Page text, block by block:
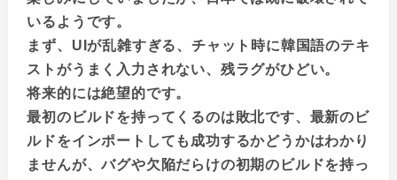
いるようです。
まず、UIが乱雑すぎる、チャット時に韓国語のテキ
ストがうまく入力されない、残ラグがひどい。
将来的には絶望的です。
最初のビルドを持ってくるのは敗北です、最新のビ
ルドをインポートしても成功するかどうかはわかり
ませんが、バグや欠陥だらけの初期のビルドを持っ